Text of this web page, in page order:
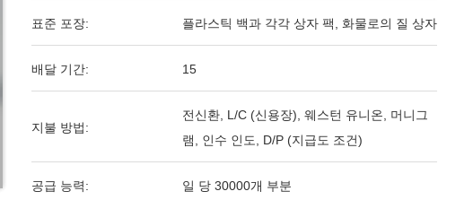
표준 포장: 플라스틱 백과 각각 상자 팩, 화물로의 질 상자
배달 기간: 15
지불 방법:
전신환, L/C (신용장), 웨스턴 유니온, 머니그
램, 인수 인도, D/P (지급도 조건)
공급 능력: 일 당 30000개 부분